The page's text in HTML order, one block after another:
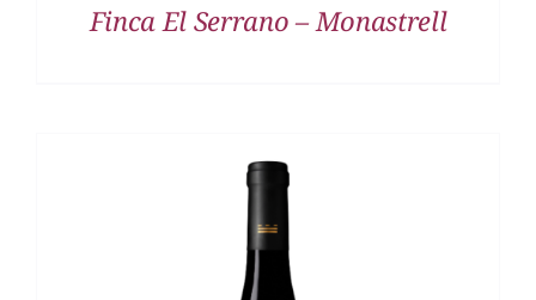
Finca El Serrano – Monastrell